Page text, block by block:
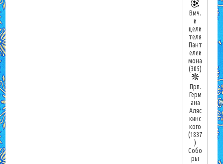
Вмч.
и
цели
теля
Пант
елеи
мона
(305)
Прп.
Герм
ана
Аляс
кинс
кого
(1837
)
Собо
ры